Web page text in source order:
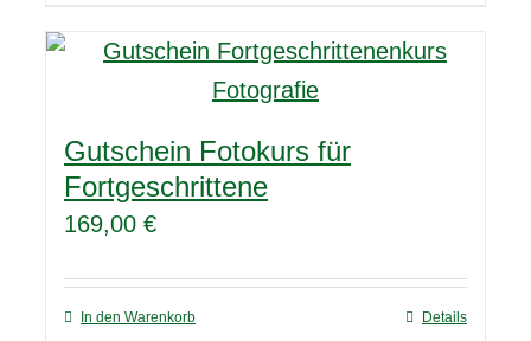
Gutschein Fotokurs für
Fortgeschrittene
169,00 €
In den Warenkorb Details